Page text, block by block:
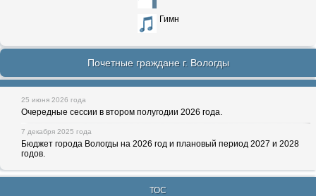
Гимн
Почетные граждане г. Вологды
25 июня 2026 года
Очередные сессии в втором полугодии 2026 года.
7 декабря 2025 года
Бюджет города Вологды на 2026 год и плановый период 2027 и 2028
годов.
ТОС